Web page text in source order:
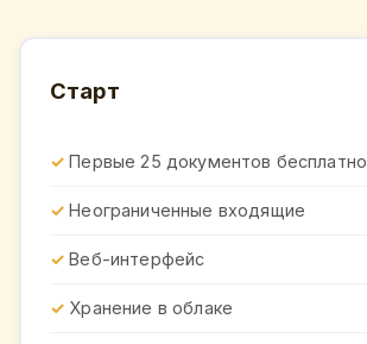
Старт
Первые 25 документов бесплатно
Неограниченные входящие
Веб-интерфейс
Хранение в облаке